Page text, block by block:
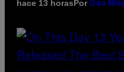
hace 13 horasPor Dan